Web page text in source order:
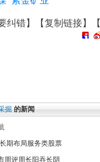
纠错】【复制链接】【
掘 的新闻
期布局服务类股票
周评周长阳吞长阴